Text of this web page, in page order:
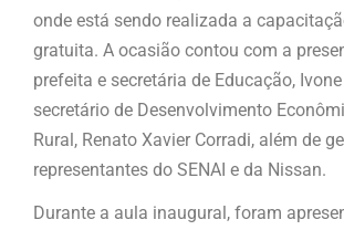
onde está sendo realizada a
gratuita. A ocasião contou com a
prefeita e secretária de Educação,
secretário de Desenvolvimento
Rural, Renato Xavier Corradi, além de
representantes do SENAI e da Nissan.
Durante a aula inaugural, foram